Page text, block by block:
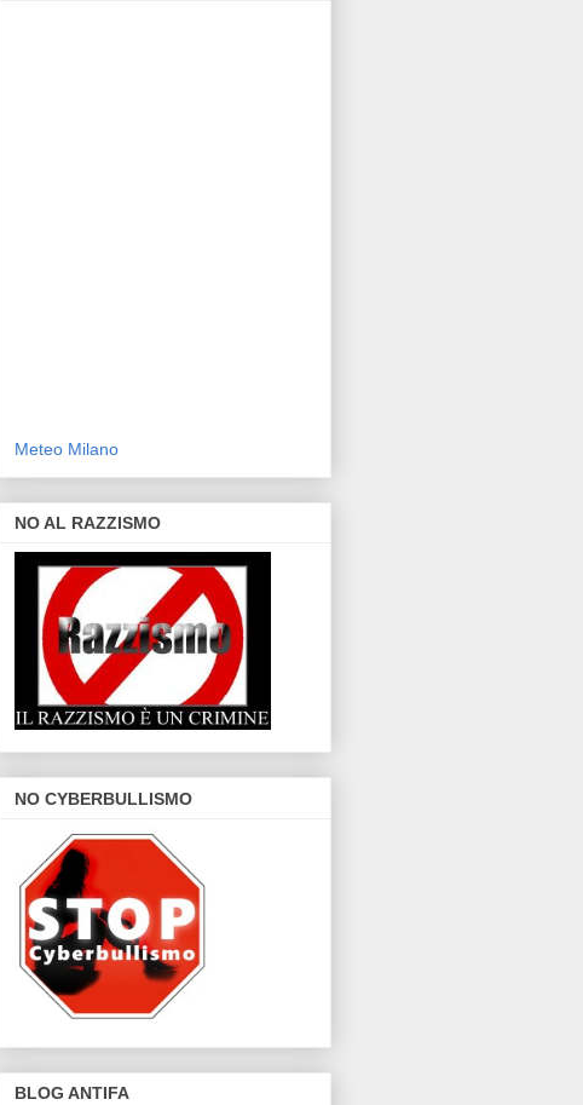
Meteo Milano
NO AL RAZZISMO
NO CYBERBULLISMO
BLOG ANTIFA